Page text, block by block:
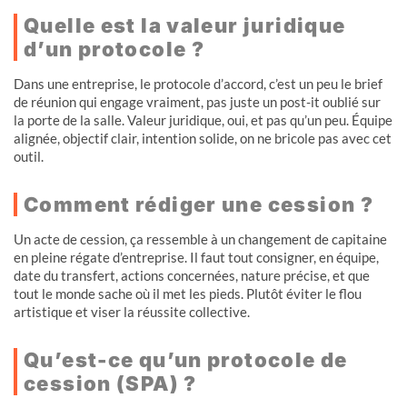
Quelle est la valeur juridique
d’un protocole ?
Dans une entreprise, le protocole d’accord, c’est un peu le brief
de réunion qui engage vraiment, pas juste un post-it oublié sur
la porte de la salle. Valeur juridique, oui, et pas qu’un peu. Équipe
alignée, objectif clair, intention solide, on ne bricole pas avec cet
outil.
Comment rédiger une cession ?
Un acte de cession, ça ressemble à un changement de capitaine
en pleine régate d’entreprise. Il faut tout consigner, en équipe,
date du transfert, actions concernées, nature précise, et que
tout le monde sache où il met les pieds. Plutôt éviter le flou
artistique et viser la réussite collective.
Qu’est-ce qu’un protocole de
cession (SPA) ?